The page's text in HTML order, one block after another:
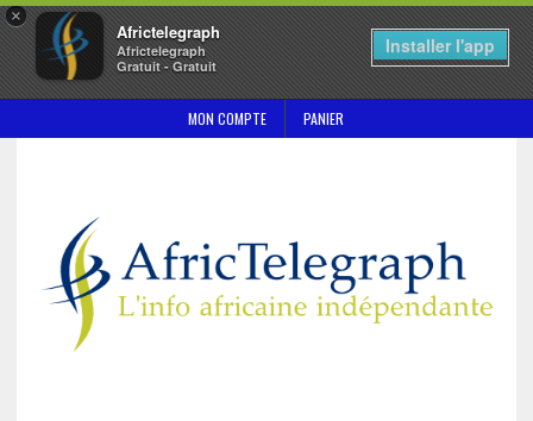
×
Africtelegraph
Africtelegraph
Gratuit - Gratuit
Installer l'app
MON COMPTE PANIER